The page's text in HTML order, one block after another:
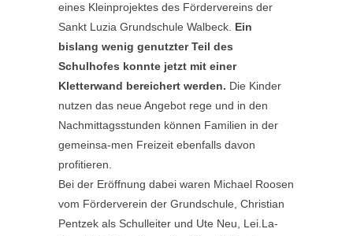
eines Kleinprojektes des Fördervereins der
Sankt Luzia Grundschule Walbeck. Ein
bislang wenig genutzter Teil des
Schulhofes konnte jetzt mit einer
Kletterwand bereichert werden. Die Kinder
nutzen das neue Angebot rege und in den
Nachmittagsstunden können Familien in der
gemeinsa-men Freizeit ebenfalls davon
profitieren.
Bei der Eröffnung dabei waren Michael Roosen
vom Förderverein der Grundschule, Christian
Pentzek als Schulleiter und Ute Neu, Lei.La-